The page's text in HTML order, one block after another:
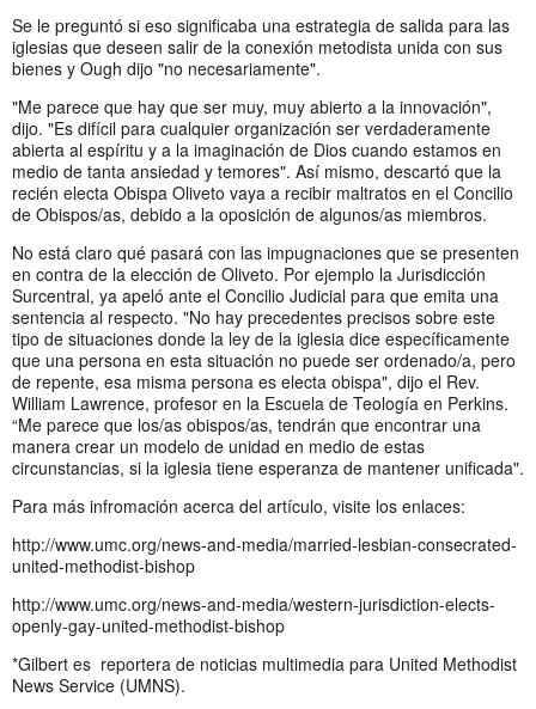
Se le preguntó si eso significaba una estrategia de salida para las
iglesias que deseen salir de la conexión metodista unida con sus
bienes y Ough dijo "no necesariamente".
"Me parece que hay que ser muy, muy abierto a la innovación",
dijo. "Es difícil para cualquier organización ser verdaderamente
abierta al espíritu y a la imaginación de Dios cuando estamos en
medio de tanta ansiedad y temores". Así mismo, descartó que la
recién electa Obispa Oliveto vaya a recibir maltratos en el Concilio
de Obispos/as, debido a la oposición de algunos/as miembros.
No está claro qué pasará con las impugnaciones que se presenten
en contra de la elección de Oliveto. Por ejemplo la Jurisdicción
Surcentral, ya apeló ante el Concilio Judicial para que emita una
sentencia al respecto. "No hay precedentes precisos sobre este
tipo de situaciones donde la ley de la iglesia dice específicamente
que una persona en esta situación no puede ser ordenado/a, pero
de repente, esa misma persona es electa obispa", dijo el Rev.
William Lawrence, profesor en la Escuela de Teología en Perkins.
“Me parece que los/as obispos/as, tendrán que encontrar una
manera crear un modelo de unidad en medio de estas
circunstancias, si la iglesia tiene esperanza de mantener unificada".
Para más infromación acerca del artículo, visite los enlaces:
http://www.umc.org/news-and-media/married-lesbian-consecrated-
united-methodist-bishop
http://www.umc.org/news-and-media/western-jurisdiction-elects-
openly-gay-united-methodist-bishop
*Gilbert es reportera de noticias multimedia para United Methodist
News Service (UMNS).